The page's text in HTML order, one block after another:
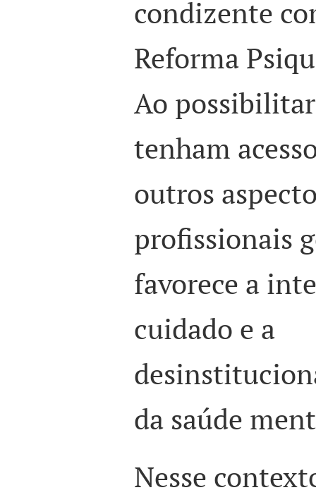
condizente
Reforma
Ao
tenham
outros
profissionais
favorece a
cuidado e a
da saúde
Nesse